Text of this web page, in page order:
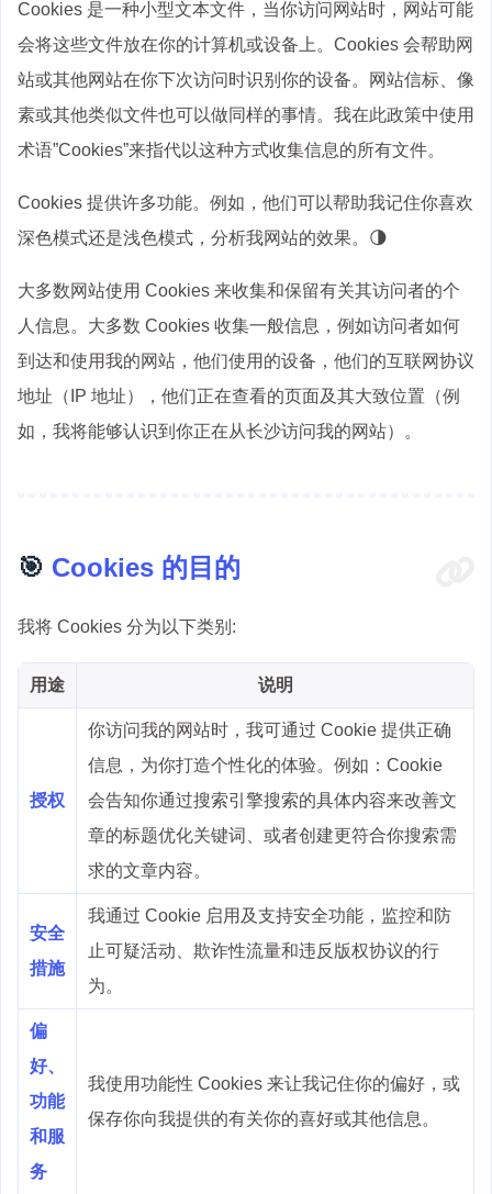
Cookies 是一种小型文本文件，当你访问网站时，网站可能
会将这些文件放在你的计算机或设备上。Cookies 会帮助网
站或其他网站在你下次访问时识别你的设备。网站信标、像
素或其他类似文件也可以做同样的事情。我在此政策中使用
术语”Cookies”来指代以这种方式收集信息的所有文件。
Cookies 提供许多功能。例如，他们可以帮助我记住你喜欢
深色模式还是浅色模式，分析我网站的效果。🌗
大多数网站使用 Cookies 来收集和保留有关其访问者的个
人信息。大多数 Cookies 收集一般信息，例如访问者如何
到达和使用我的网站，他们使用的设备，他们的互联网协议
地址（IP 地址），他们正在查看的页面及其大致位置（例
如，我将能够认识到你正在从长沙访问我的网站）。
🎯 Cookies 的目的
我将 Cookies 分为以下类别:
用途 说明
授权
你访问我的网站时，我可通过 Cookie 提供正确
信息，为你打造个性化的体验。例如：Cookie
会告知你通过搜索引擎搜索的具体内容来改善文
章的标题优化关键词、或者创建更符合你搜索需
求的文章内容。
安全
措施
我通过 Cookie 启用及支持安全功能，监控和防
止可疑活动、欺诈性流量和违反版权协议的行
为。
偏
好、
功能
和服
务
我使用功能性 Cookies 来让我记住你的偏好，或
保存你向我提供的有关你的喜好或其他信息。